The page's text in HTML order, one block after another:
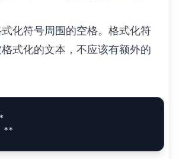
化符号周围的空格。格式化符
式化的文本，不应该有额外的